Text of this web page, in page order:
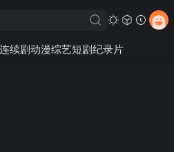
连续剧动漫综艺短剧纪录片